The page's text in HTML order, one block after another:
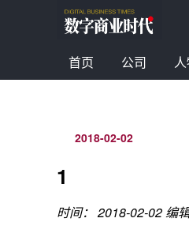
首页 公司
2018-02-02
1
时间： 2018-02-02编